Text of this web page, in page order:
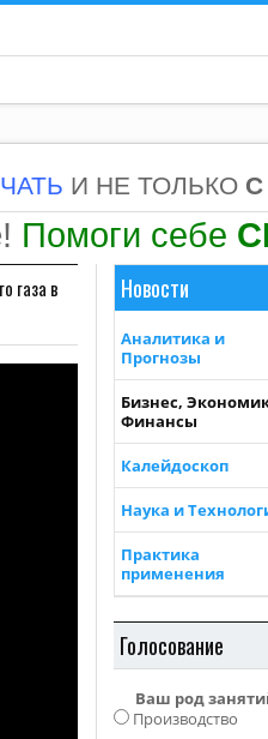
И НЕ ТОЛЬКО С
! Помоги себе
газа в
Новости
Аналитика и
Прогнозы
Бизнес,
Финансы
Калейдоскоп
Наука и
Практика
применения
Голосование
Ваш род
Производство